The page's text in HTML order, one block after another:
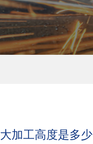
加工高度是多少